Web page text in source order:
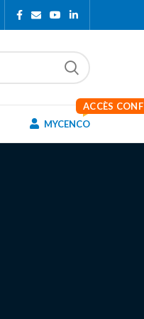
MYCENCO
ACCÈS